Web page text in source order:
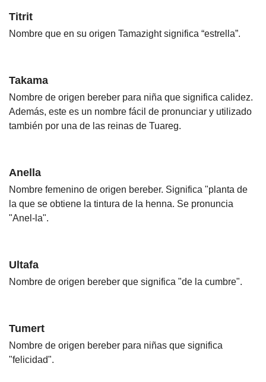
Titrit
Nombre que en su origen Tamazight significa “estrella”.
Takama
Nombre de origen bereber para niña que significa calidez.
Además, este es un nombre fácil de pronunciar y utilizado
también por una de las reinas de Tuareg.
Anella
Nombre femenino de origen bereber. Significa "planta de
la que se obtiene la tintura de la henna. Se pronuncia
"Anel-la".
Ultafa
Nombre de origen bereber que significa "de la cumbre".
Tumert
Nombre de origen bereber para niñas que significa
"felicidad".